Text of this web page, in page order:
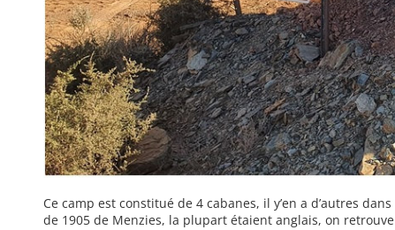
Ce camp est constitué de 4 cabanes, il y’en a d’autres
de 1905 de Menzies, la plupart étaient anglais, on